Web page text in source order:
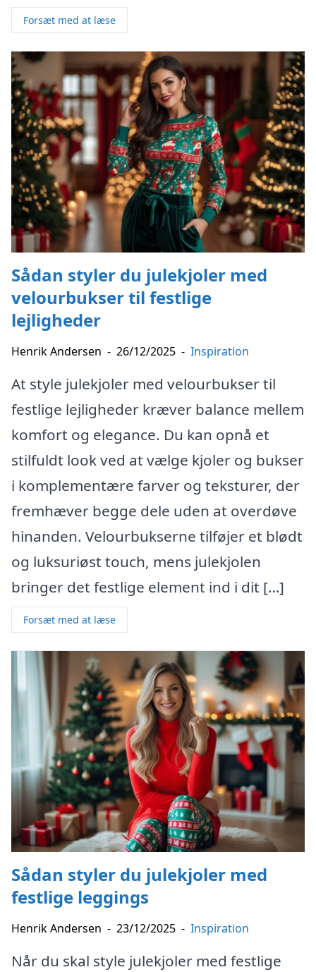
Forsæt med at læse
Sådan styler du julekjoler med
velourbukser til festlige
lejligheder
Henrik Andersen - 26/12/2025 - Inspiration
At style julekjoler med velourbukser til
festlige lejligheder kræver balance mellem
komfort og elegance. Du kan opnå et
stilfuldt look ved at vælge kjoler og bukser
i komplementære farver og teksturer, der
fremhæver begge dele uden at overdøve
hinanden. Velourbukserne tilføjer et blødt
og luksuriøst touch, mens julekjolen
bringer det festlige element ind i dit […]
Forsæt med at læse
Sådan styler du julekjoler med
festlige leggings
Henrik Andersen - 23/12/2025 - Inspiration
Når du skal style julekjoler med festlige